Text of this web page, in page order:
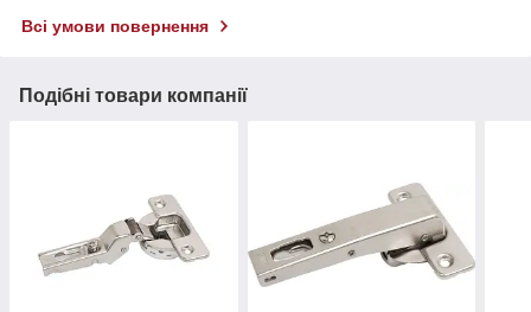
Всі умови повернення
Подібні товари компанії